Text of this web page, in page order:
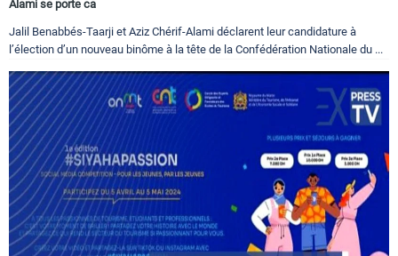
Alami se porte ca
Jalil Benabbés-Taarji et Aziz Chérif-Alami déclarent leur candidature à
l’élection d’un nouveau binôme à la tête de la Confédération Nationale du ...